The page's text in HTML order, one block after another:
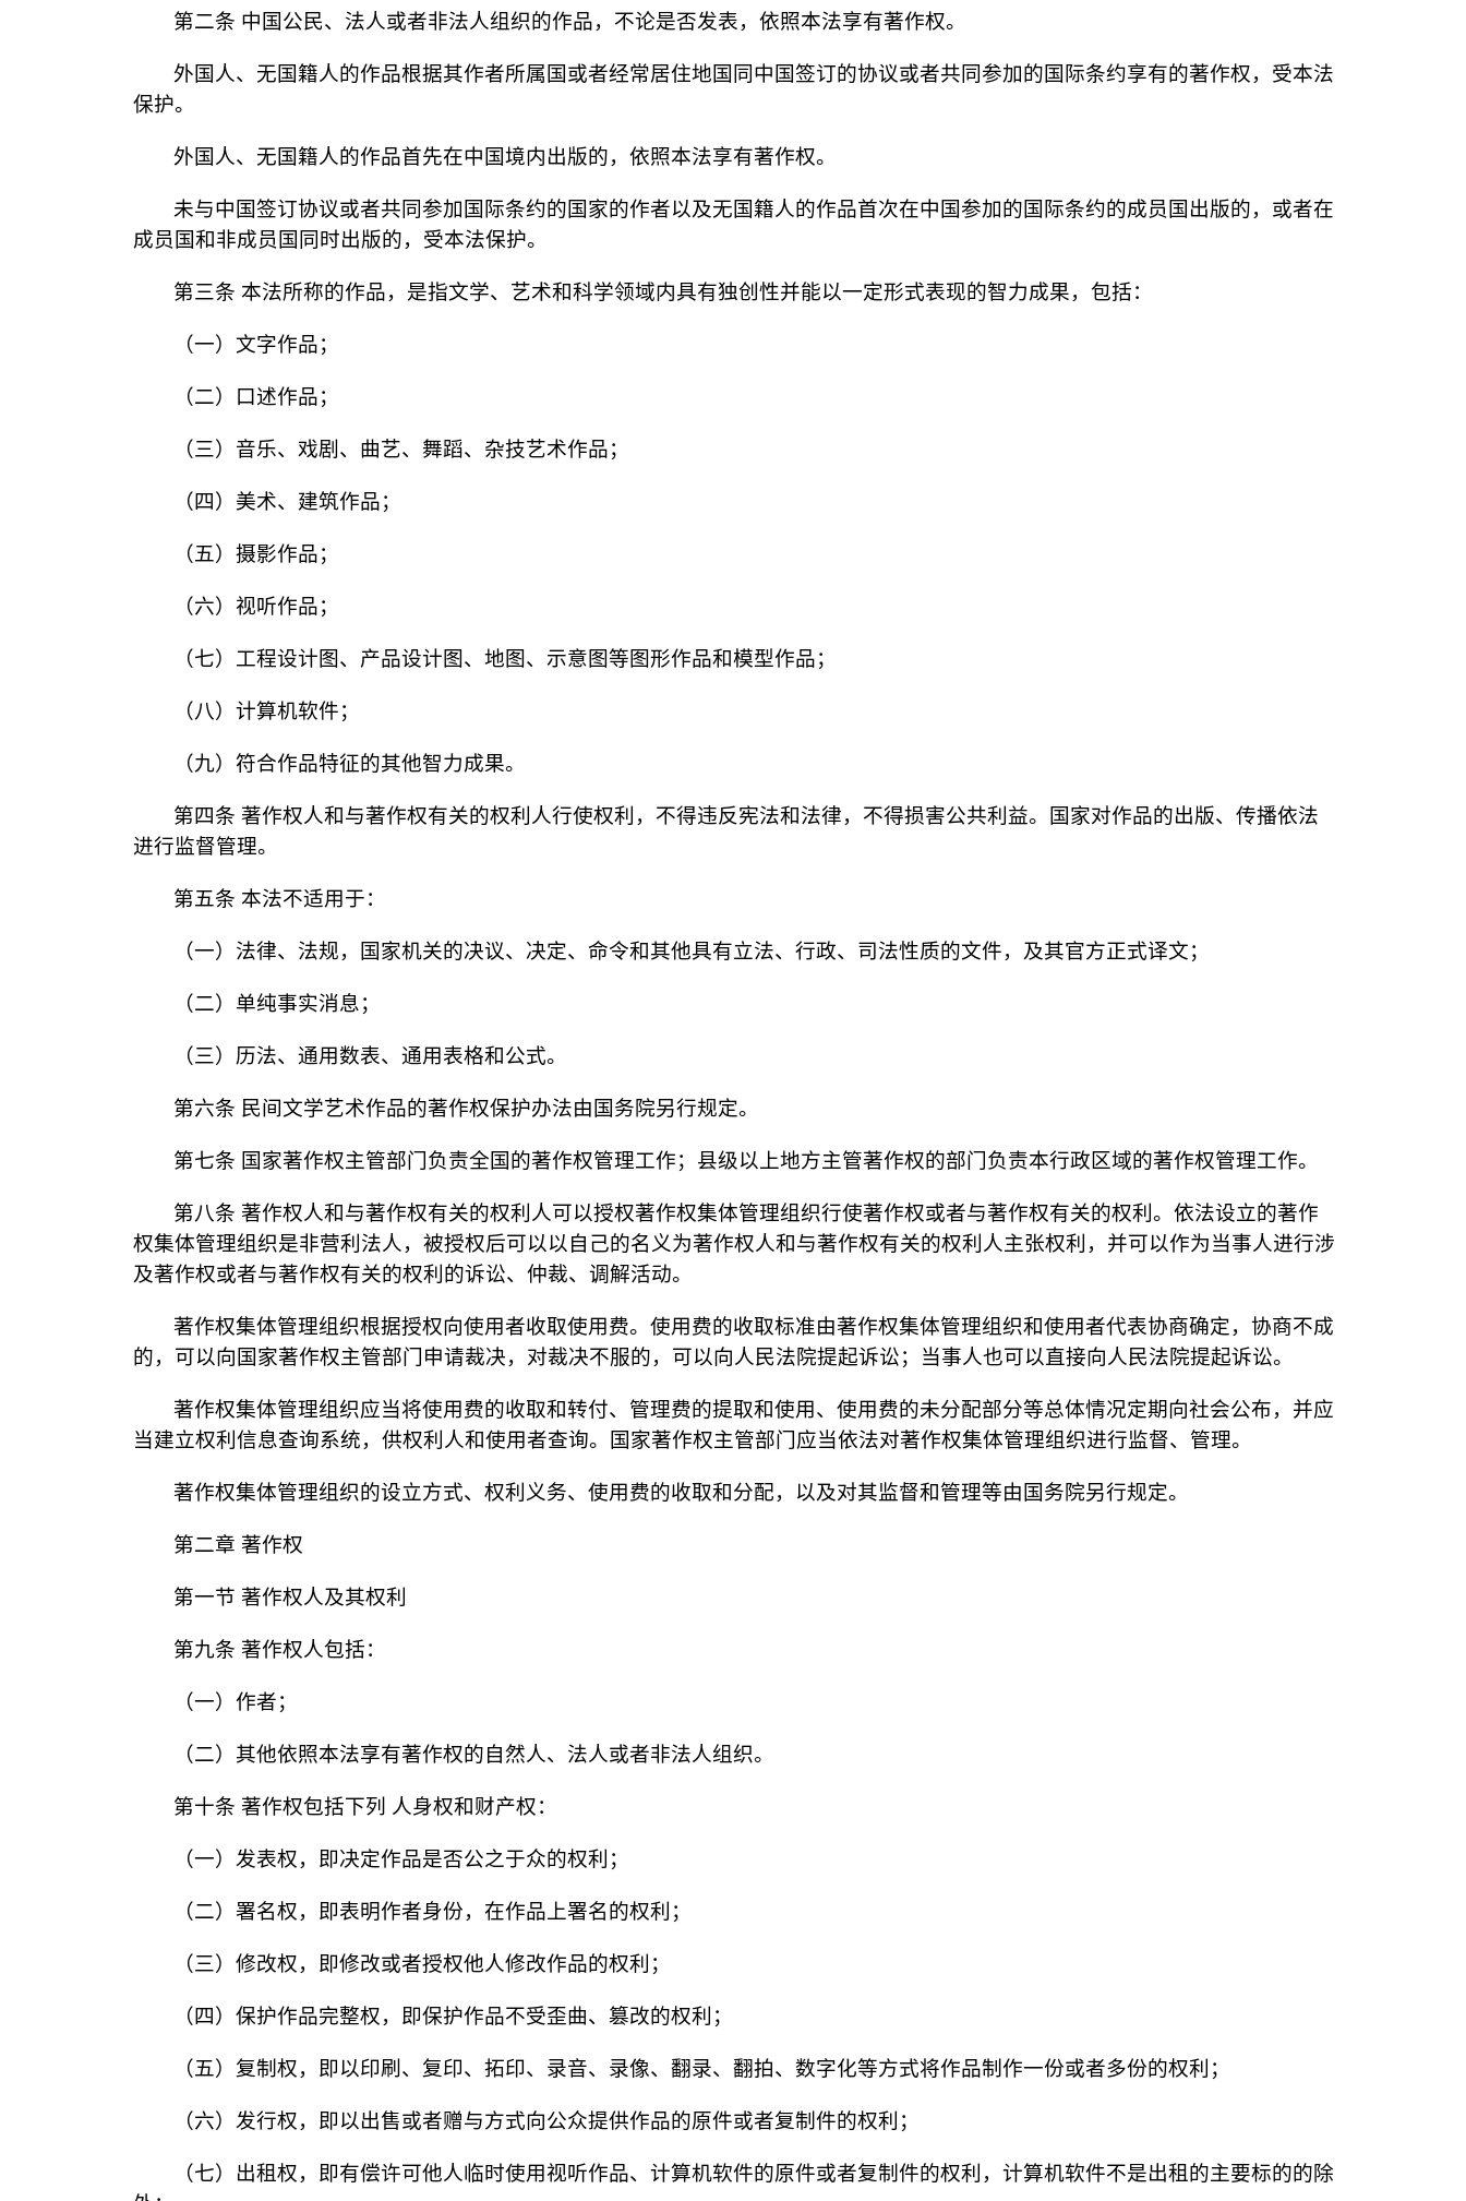
第二条 中国公民、法人或者非法人组织的作品，不论是否发表，依照本法享有著作权。
外国人、无国籍人的作品根据其作者所属国或者经常居住地国同中国签订的协议或者共同参加的国际条约享有的著作权，受本法
保护。
外国人、无国籍人的作品首先在中国境内出版的，依照本法享有著作权。
未与中国签订协议或者共同参加国际条约的国家的作者以及无国籍人的作品首次在中国参加的国际条约的成员国出版的，或者在
成员国和非成员国同时出版的，受本法保护。
第三条 本法所称的作品，是指文学、艺术和科学领域内具有独创性并能以一定形式表现的智力成果，包括：
（一）文字作品；
（二）口述作品；
（三）音乐、戏剧、曲艺、舞蹈、杂技艺术作品；
（四）美术、建筑作品；
（五）摄影作品；
（六）视听作品；
（七）工程设计图、产品设计图、地图、示意图等图形作品和模型作品；
（八）计算机软件；
（九）符合作品特征的其他智力成果。
第四条 著作权人和与著作权有关的权利人行使权利，不得违反宪法和法律，不得损害公共利益。国家对作品的出版、传播依法
进行监督管理。
第五条 本法不适用于：
（一）法律、法规，国家机关的决议、决定、命令和其他具有立法、行政、司法性质的文件，及其官方正式译文；
（二）单纯事实消息；
（三）历法、通用数表、通用表格和公式。
第六条 民间文学艺术作品的著作权保护办法由国务院另行规定。
第七条 国家著作权主管部门负责全国的著作权管理工作；县级以上地方主管著作权的部门负责本行政区域的著作权管理工作。
第八条 著作权人和与著作权有关的权利人可以授权著作权集体管理组织行使著作权或者与著作权有关的权利。依法设立的著作
权集体管理组织是非营利法人，被授权后可以以自己的名义为著作权人和与著作权有关的权利人主张权利，并可以作为当事人进行涉
及著作权或者与著作权有关的权利的诉讼、仲裁、调解活动。
著作权集体管理组织根据授权向使用者收取使用费。使用费的收取标准由著作权集体管理组织和使用者代表协商确定，协商不成
的，可以向国家著作权主管部门申请裁决，对裁决不服的，可以向人民法院提起诉讼；当事人也可以直接向人民法院提起诉讼。
著作权集体管理组织应当将使用费的收取和转付、管理费的提取和使用、使用费的未分配部分等总体情况定期向社会公布，并应
当建立权利信息查询系统，供权利人和使用者查询。国家著作权主管部门应当依法对著作权集体管理组织进行监督、管理。
著作权集体管理组织的设立方式、权利义务、使用费的收取和分配，以及对其监督和管理等由国务院另行规定。
第二章 著作权
第一节 著作权人及其权利
第九条 著作权人包括：
（一）作者；
（二）其他依照本法享有著作权的自然人、法人或者非法人组织。
第十条 著作权包括下列 人身权和财产权：
（一）发表权，即决定作品是否公之于众的权利；
（二）署名权，即表明作者身份，在作品上署名的权利；
（三）修改权，即修改或者授权他人修改作品的权利；
（四）保护作品完整权，即保护作品不受歪曲、篡改的权利；
（五）复制权，即以印刷、复印、拓印、录音、录像、翻录、翻拍、数字化等方式将作品制作一份或者多份的权利；
（六）发行权，即以出售或者赠与方式向公众提供作品的原件或者复制件的权利；
（七）出租权，即有偿许可他人临时使用视听作品、计算机软件的原件或者复制件的权利，计算机软件不是出租的主要标的的除